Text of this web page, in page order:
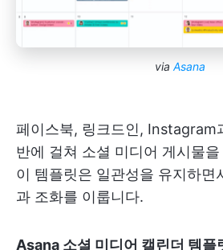
via Asana
페이스북, 링크드인, Instagram
반에 걸쳐 소셜 미디어 게시물
이 템플릿은 일관성을 유지하면
과 조화를 이룹니다.
Asana 소셜 미디어 캘린더 템플